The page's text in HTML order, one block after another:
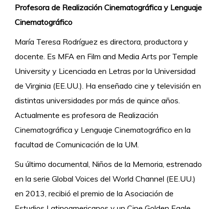
Profesora de Realización Cinematográfica y Lenguaje
Cinematográfico
María Teresa Rodríguez es directora, productora y
docente. Es MFA en Film and Media Arts por Temple
University y Licenciada en Letras por la Universidad
de Virginia (EE.UU.). Ha enseñado cine y televisión en
distintas universidades por más de quince años.
Actualmente es profesora de Realización
Cinematográfica y Lenguaje Cinematográfico en la
facultad de Comunicación de la UM.
Su último documental, Niños de la Memoria, estrenado
en la serie Global Voices del World Channel (EE.UU.)
en 2013, recibió el premio de la Asociación de